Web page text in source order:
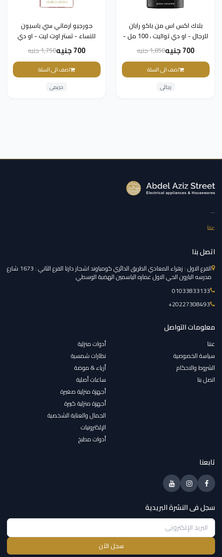
بلاك اكس اس من باكو رابان
للرجال - او دي تواليت ، 100 مل -
تستر اوت ليت 700 جنيه 1,850 جنيه
اضف الى السلة
رجالى
جورجيو ارماني سي باسيون
للنساء - تستر اوت ليت - او دي
بارفان ، 100 مل700 جنيه 1,750 جنيه
اضف الى السلة
حريمى
...
عننا
اتصل بنا
الفرع الاول : زهراء المعادي الطريق الدائري كومباوند اشجار دارنا الفرع الثاني : 1673 شارع
مدرسه البارون الحي الاول عماره الياسمين الهضبة الوسطي
01033833133
‎+20227308493
معلومات التواصل
عننا
سياسة الخصوصية
الشروط والاحكام
اتصل بنا
أدوات منزلية
نظارات شمسية
أزياء & موضة
ساعات أصلية
أجهزة منزلية صغيرة
أجهزة منزلية كبيرة
الجمال والعناية الشخصية
الإلكترونيات
أدوات مطبخ
تابعنا
سجل فى النشرة البريدية
سجل الآن